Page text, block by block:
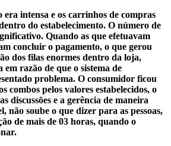
intensa e os carrinhos de compras
do estabelecimento. O número de
Quando as que efetuavam
concluir o pagamento, o que gerou
dos filas enormes dentro da loja,
razão de que o sistema de
problema. O consumidor ficou
combos pelos valores estabelecidos, o
discussões e a gerência de maneira
não soube o que dizer para as pessoas,
de mais de 03 horas, quando o